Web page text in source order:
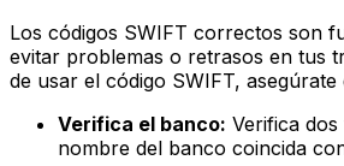
Los códigos SWIFT correctos son
evitar problemas o retrasos en tus
de usar el código SWIFT, asegúrate
Verifica el banco: Verifica
nombre del banco coincida